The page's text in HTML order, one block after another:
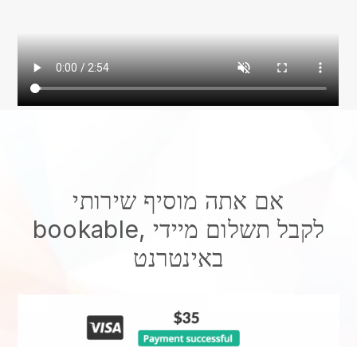
אם אתה מוסיף שירותי
bookable, לקבל תשלום מיידי
באינטרנט